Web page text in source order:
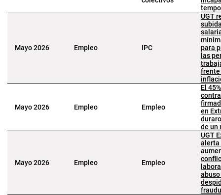
Mayo 2026 Empleo IPC
UGT
para
las
frente
Mayo 2026 Empleo Empleo
El
en
de un
Mayo 2026 Empleo Empleo
UGT
alerta